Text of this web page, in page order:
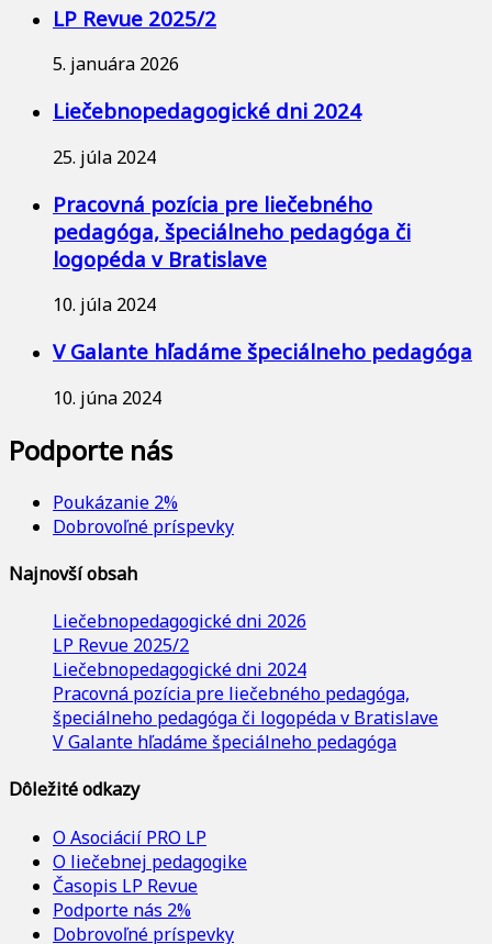
LP Revue 2025/2
5. januára 2026
Liečebnopedagogické dni 2024
25. júla 2024
Pracovná pozícia pre liečebného
pedagóga, špeciálneho pedagóga či
logopéda v Bratislave
10. júla 2024
V Galante hľadáme špeciálneho pedagóga
10. júna 2024
Podporte nás
Poukázanie 2%
Dobrovoľné príspevky
Najnovší obsah
Liečebnopedagogické dni 2026
LP Revue 2025/2
Liečebnopedagogické dni 2024
Pracovná pozícia pre liečebného pedagóga,
špeciálneho pedagóga či logopéda v Bratislave
V Galante hľadáme špeciálneho pedagóga
Dôležité odkazy
O Asociácií PRO LP
O liečebnej pedagogike
Časopis LP Revue
Podporte nás 2%
Dobrovoľné príspevky